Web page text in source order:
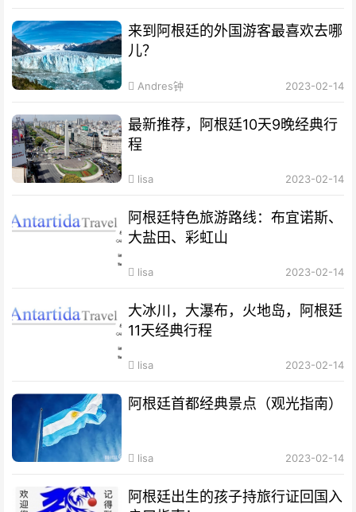
来到阿根廷的外国游客最喜欢去哪
儿？
Andres钟 2023-02-14
最新推荐，阿根廷10天9晚经典行
程
lisa 2023-02-14
阿根廷特色旅游路线：布宜诺斯、
大盐田、彩虹山
lisa 2023-02-14
大冰川，大瀑布，火地岛，阿根廷
11天经典行程
lisa 2023-02-14
阿根廷首都经典景点（观光指南）
lisa 2023-02-14
阿根廷出生的孩子持旅行证回国入